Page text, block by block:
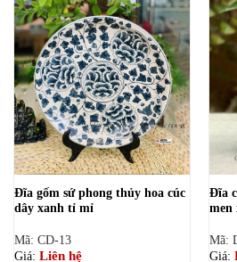
Đĩa gốm sứ phong thủy hoa cúc
dây xanh tỉ mỉ
Mã: CD-13
Giá: Liên hệ
Đĩa
men
Mã:
Giá: